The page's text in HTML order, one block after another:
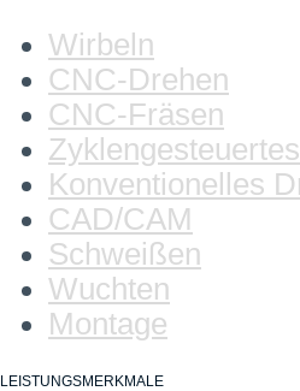
Wirbeln
CNC-Drehen
CNC-Fräsen
Konventionelles
CAD/CAM
Schweißen
Wuchten
Montage
LEISTUNGSMERKMALE